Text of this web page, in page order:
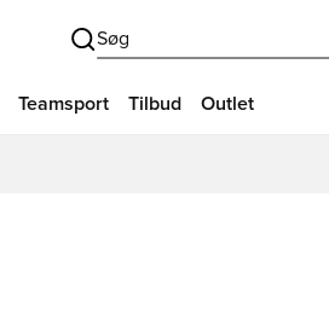
Søg
Teamsport Tilbud Outlet